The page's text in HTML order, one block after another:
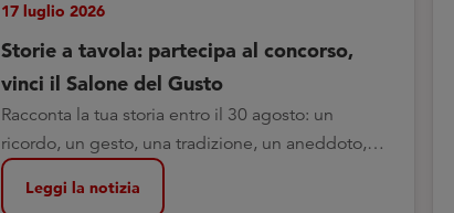
17 luglio 2026
Storie a tavola: partecipa al concorso,
vinci il Salone del Gusto
Racconta la tua storia entro il 30 agosto: un
ricordo, un gesto, una tradizione, un aneddoto,
legati a una ricetta o a un cibo.
Leggi la notizia